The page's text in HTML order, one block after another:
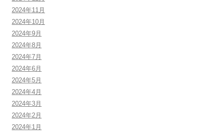
2024年11月
2024年10月
2024年9月
2024年8月
2024年7月
2024年6月
2024年5月
2024年4月
2024年3月
2024年2月
2024年1月